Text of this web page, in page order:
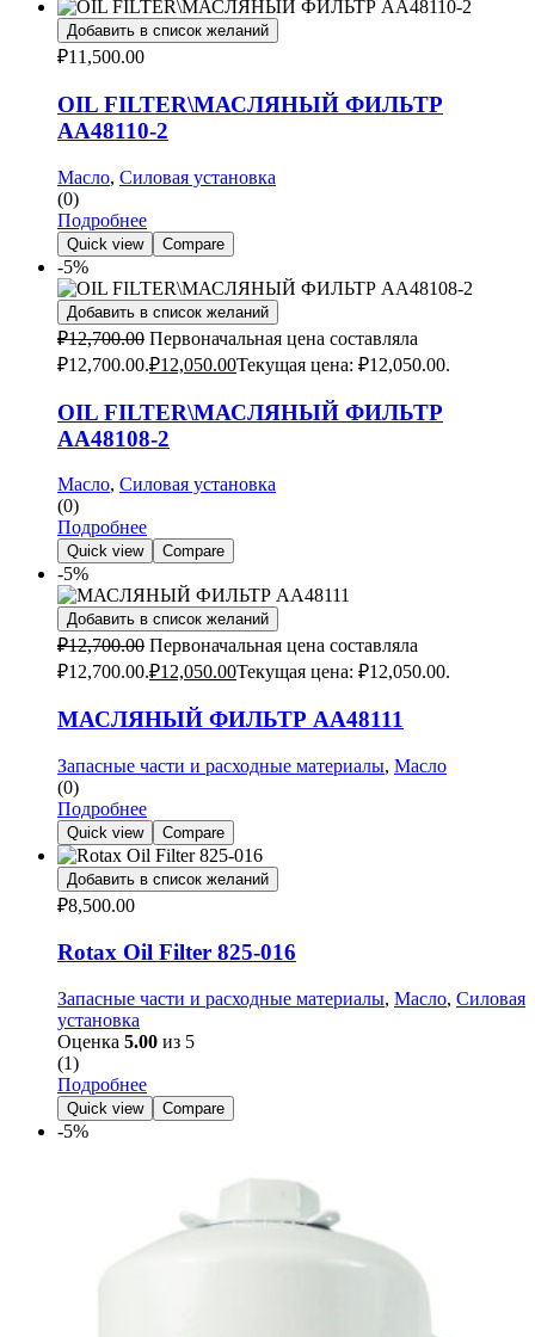
Добавить в список желаний
₽11,500.00
OIL FILTER\МАСЛЯНЫЙ ФИЛЬТР
AA48110-2
Масло, Силовая установка
(0)
Подробнее
Quick view Compare
-5%
Добавить в список желаний
₽12,700.00 Первоначальная цена составляла
₽12,700.00.₽12,050.00Текущая цена: ₽12,050.00.
OIL FILTER\МАСЛЯНЫЙ ФИЛЬТР
AA48108-2
Масло, Силовая установка
(0)
Подробнее
Quick view Compare
-5%
Добавить в список желаний
₽12,700.00 Первоначальная цена составляла
₽12,700.00.₽12,050.00Текущая цена: ₽12,050.00.
МАСЛЯНЫЙ ФИЛЬТР AA48111
Запасные части и расходные материалы, Масло
(0)
Подробнее
Quick view Compare
Добавить в список желаний
₽8,500.00
Rotax Oil Filter 825-016
Запасные части и расходные материалы, Масло, Силовая
установка
Оценка 5.00 из 5
(1)
Подробнее
Quick view Compare
-5%